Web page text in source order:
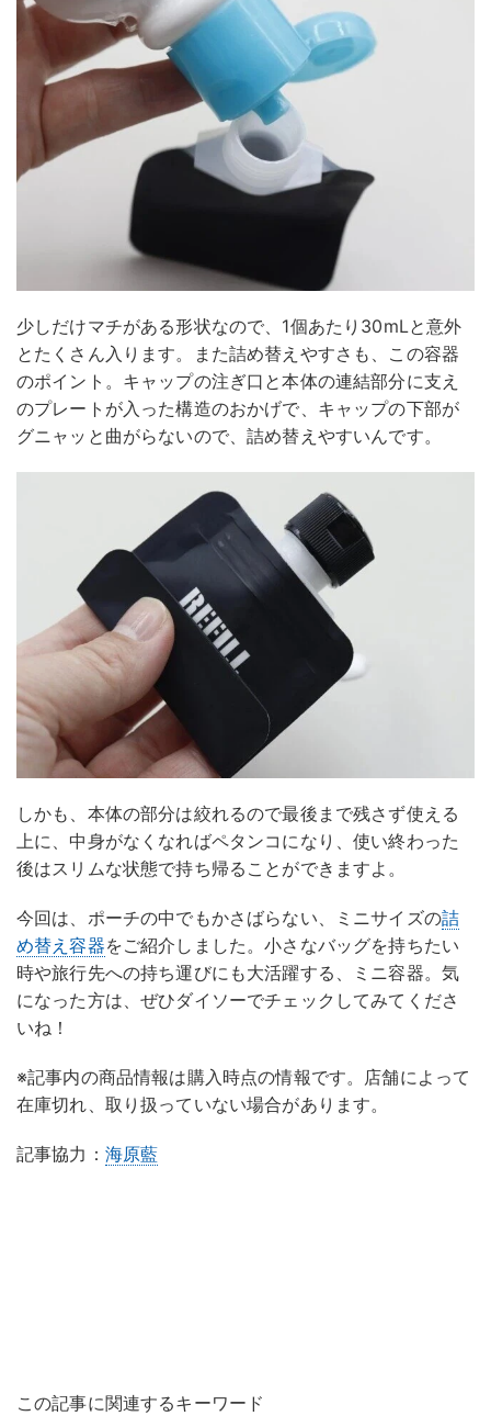
少しだけマチがある形状なので、1個あたり30mLと意外
とたくさん入ります。また詰め替えやすさも、この容器
のポイント。キャップの注ぎ口と本体の連結部分に支え
のプレートが入った構造のおかげで、キャップの下部が
グニャッと曲がらないので、詰め替えやすいんです。
しかも、本体の部分は絞れるので最後まで残さず使える
上に、中身がなくなればペタンコになり、使い終わった
後はスリムな状態で持ち帰ることができますよ。
今回は、ポーチの中でもかさばらない、ミニサイズの詰
め替え容器をご紹介しました。小さなバッグを持ちたい
時や旅行先への持ち運びにも大活躍する、ミニ容器。気
になった方は、ぜひダイソーでチェックしてみてくださ
いね！
※記事内の商品情報は購入時点の情報です。店舗によって
在庫切れ、取り扱っていない場合があります。
記事協力： 海原藍
この記事に関連するキーワード